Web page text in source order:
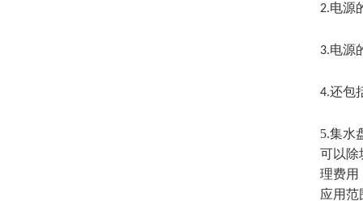
2.电源
3.电源
4.还包
5.集水
可以除
理费用
应用范